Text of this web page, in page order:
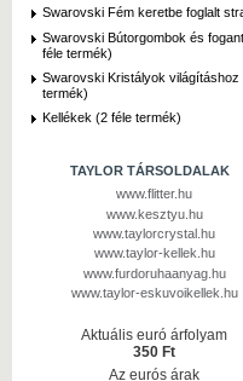
Swarovski Fém keretbe foglalt
Swarovski Bútorgombok és
féle termék)
Swarovski Kristályok világításhoz
termék)
Kellékek (2 féle termék)
TAYLOR TÁRSOLDALAK
www.flitter.hu
www.kesztyu.hu
www.taylorcrystal.hu
www.taylor-kellek.hu
www.furdoruhaanyag.hu
www.taylor-eskuvoikellek.hu
Aktuális euró árfolyam
350 Ft
Az eurós árak